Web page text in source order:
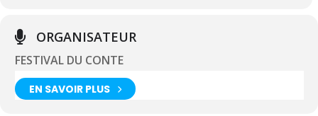
ORGANISATEUR
FESTIVAL DU CONTE
EN SAVOIR PLUS